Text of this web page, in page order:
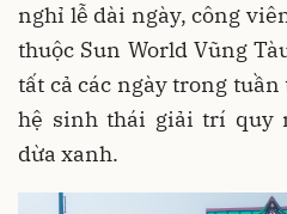
nghỉ lễ dài ngày, công
thuộc Sun World Vũng
tất cả các ngày trong
hệ sinh thái giải trí quy
dừa xanh.